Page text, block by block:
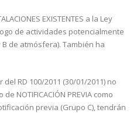
EXISTENTES a la Ley
de actividades potencialmente
de atmósfera). También ha
RD 100/2011 (30/01/2011) no
NOTIFICACIÓN PREVIA como
previa (Grupo C), tendrán